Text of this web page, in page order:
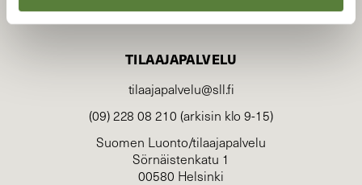
TILAAJAPALVELU
tilaajapalvelu@sll.fi
(09) 228 08 210 (arkisin klo 9-15)
Suomen Luonto/tilaajapalvelu
Sörnäistenkatu 1
00580 Helsinki